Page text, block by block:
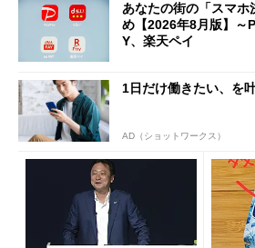
あなたの街の「スマホ
め【2026年8月版】～
Y、楽天ペイ
1日だけ働きたい、を
AD（ショットワークス）